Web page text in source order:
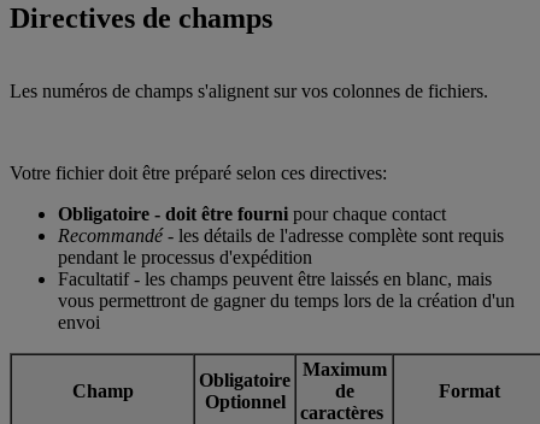
Directives de champs
Les numéros de champs s'alignent sur vos colonnes de fichiers.
Votre fichier doit être préparé selon ces directives:
Obligatoire - doit être fourni pour chaque contact
Recommandé- les détails de l'adresse complète sont requis
pendant le processus d'expédition
Facultatif - les champs peuvent être laissés en blanc, mais
vous permettront de gagner du temps lors de la création d'un
envoi
Champ
Obligatoire
Optionnel
Maximum
de
caractères
Format